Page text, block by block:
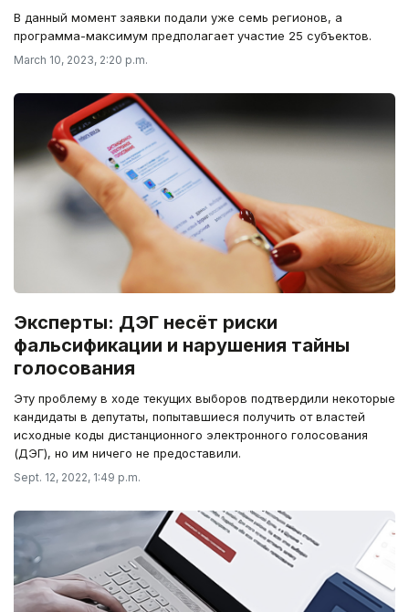
В данный момент заявки подали уже семь регионов, а
программа-максимум предполагает участие 25 субъектов.
March 10, 2023, 2:20 p.m.
Эксперты: ДЭГ несёт риски
фальсификации и нарушения тайны
голосования
Эту проблему в ходе текущих выборов подтвердили некоторые
кандидаты в депутаты, попытавшиеся получить от властей
исходные коды дистанционного электронного голосования
(ДЭГ), но им ничего не предоставили.
Sept. 12, 2022, 1:49 p.m.